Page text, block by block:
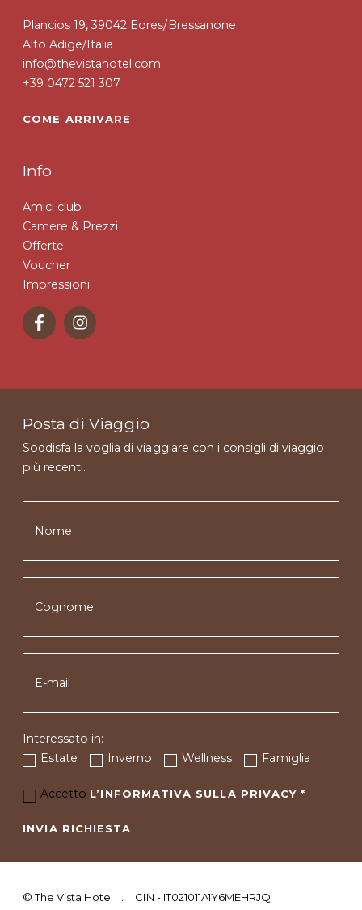
Plancios 19, 39042 Eores/Bressanone
Alto Adige/Italia
info@thevistahotel.com
+39 0472 521 307
COME ARRIVARE
Info
Amici club
Camere & Prezzi
Offerte
Voucher
Impressioni
Posta di Viaggio
Soddisfa la voglia di viaggiare con i consigli di viaggio
più recenti.
Interessato in:
Estate
Inverno Wellness Famiglia
Accetto L’INFORMATIVA SULLA PRIVACY*
INVIA RICHIESTA
©The Vista Hotel
CIN - IT021011A1Y6MEHRJQ